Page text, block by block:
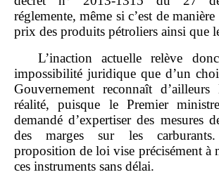
réglemente, même si c’est de
prix des produits pétroliers ainsi que
L’inaction actuelle relève
impossibilité juridique que d’un
Gouvernement reconnaît d’ailleurs
réalité, puisque le Premier
demandé d’expertiser des mesures
des marges sur les
proposition de loi vise précisément à
ces instruments sans délai.